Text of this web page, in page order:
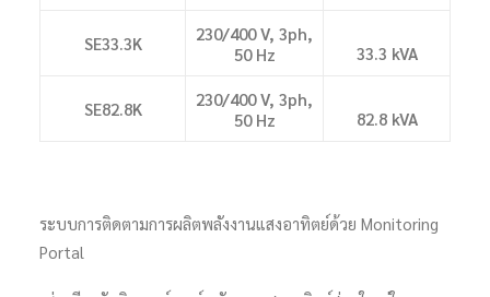
SE33.3K
230/400 V, 3ph,
50 Hz
33.3 kVA
SE82.8K
230/400 V, 3ph,
50 Hz
82.8 kVA
ระบบการติดตามการผลิตพลังงานแสงอาทิตย์ด้วย Monitoring
Portal